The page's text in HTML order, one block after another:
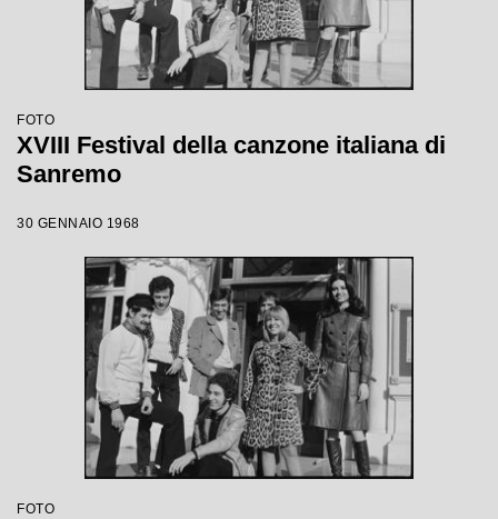
FOTO
XVIII Festival della canzone italiana di
Sanremo
30 GENNAIO 1968
FOTO